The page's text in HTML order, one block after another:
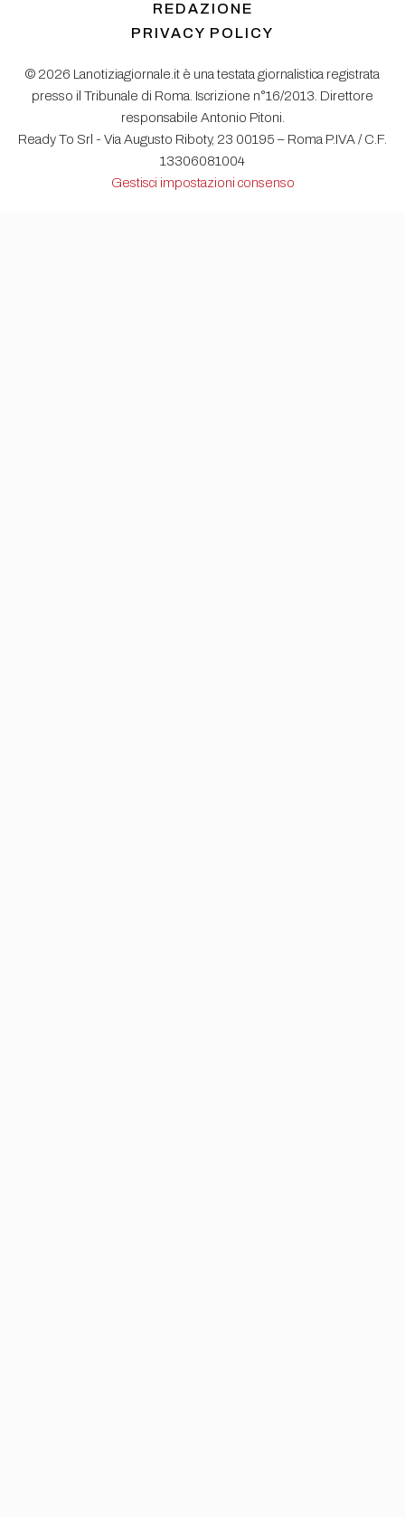
REDAZIONE
PRIVACY POLICY
© 2026 Lanotiziagiornale.it è una testata giornalistica registrata
presso il Tribunale di Roma. Iscrizione n°16/2013. Direttore
responsabile Antonio Pitoni.
Ready To Srl - Via Augusto Riboty, 23 00195 – Roma P.IVA / C.F.
13306081004
Gestisci impostazioni consenso